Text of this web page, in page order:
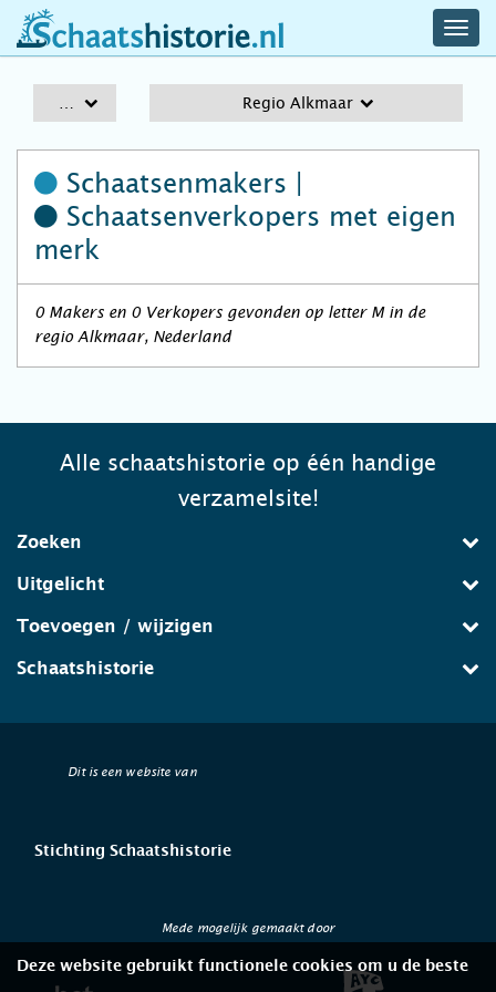
schaatshistorie.nl
Regio Alkmaar
Schaatsenmakers |
Schaatsenverkopers met eigen
merk
0 Makers en 0 Verkopers gevonden op letter M in de
regio Alkmaar, Nederland
Alle schaatshistorie op één handige
verzamelsite!
Zoeken
Uitgelicht
Toevoegen / wijzigen
Schaatshistorie
Dit is een website van
Stichting Schaatshistorie
Mede mogelijk gemaakt door
Deze website gebruikt functionele cookies om u de beste